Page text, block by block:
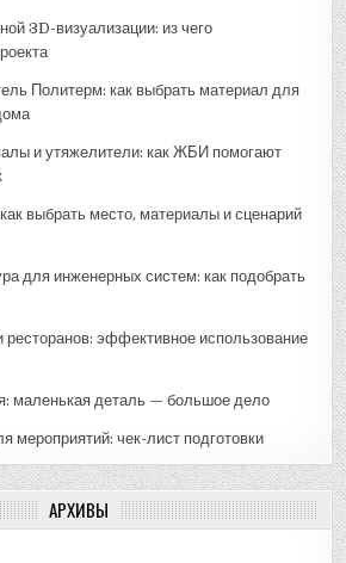
3D-визуализации: из чего
Политерм: как выбрать материал для
и утяжелители: как ЖБИ помогают
выбрать место, материалы и сценарий
для инженерных систем: как подобрать
эффективное использование
маленькая деталь — большое дело
мероприятий: чек-лист подготовки
АРХИВЫ